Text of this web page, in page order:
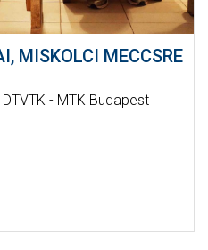
MISKOLCI MECCSRE
- MTK Budapest